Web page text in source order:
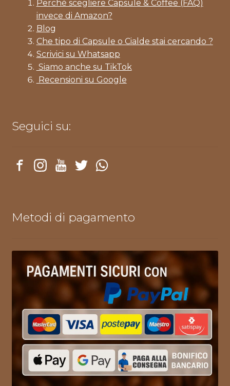
Perché scegliere Capsule & Coffee (FAQ)
invece di Amazon?
Blog
Che tipo di Capsule o Cialde stai cercando ?
Scrivici su Whatsapp
Siamo anche su TikTok
Recensioni su Google
Seguici su:
Metodi di pagamento